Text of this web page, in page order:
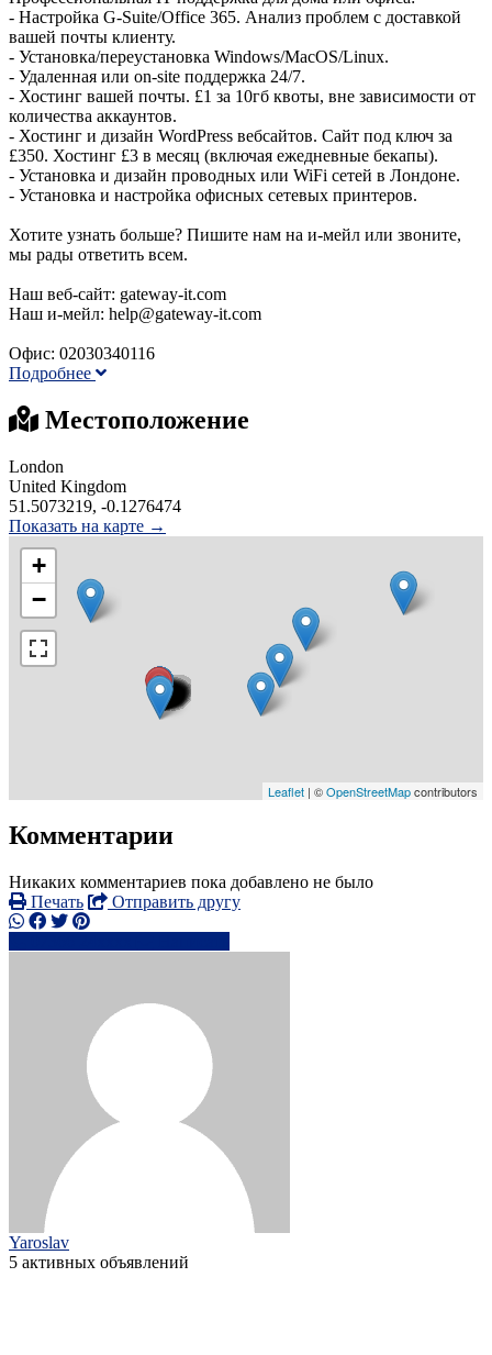
- Настройка G-Suite/Office 365. Анализ проблем с доставкой
вашей почты клиенту.
- Установка/переустановка Windows/MacOS/Linux.
- Удаленная или on-site поддержка 24/7.
- Хостинг вашей почты. £1 за 10гб квоты, вне зависимости от
количества аккаунтов.
- Хостинг и дизайн WordPress вебсайтов. Сайт под ключ за
£350. Хостинг £3 в месяц (включая ежедневные бекапы).
- Установка и дизайн проводных или WiFi сетей в Лондоне.
- Установка и настройка офисных сетевых принтеров.
Хотите узнать больше? Пишите нам на и-мейл или звоните,
мы рады ответить всем.
Наш веб-сайт: gateway-it.com
Наш и-мейл: help@gateway-it.com
Офис: 02030340116
Подробнее
Местоположение
London
United Kingdom
51.5073219, -0.1276474
Показать на карте →
+
−
Leaflet | ©OpenStreetMapcontributors
Комментарии
Никаких комментариев пока добавлено не было
Печать
Отправить другу
Yaroslav
5 активных объявлений